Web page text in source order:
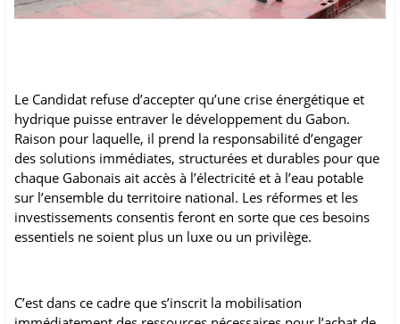
Le Candidat refuse d’accepter qu’une crise énergétique et
hydrique puisse entraver le développement du Gabon.
Raison pour laquelle, il prend la responsabilité d’engager
des solutions immédiates, structurées et durables pour que
chaque Gabonais ait accès à l’électricité et à l’eau potable
sur l’ensemble du territoire national. Les réformes et les
investissements consentis feront en sorte que ces besoins
essentiels ne soient plus un luxe ou un privilège.
C’est dans ce cadre que s’inscrit la mobilisation